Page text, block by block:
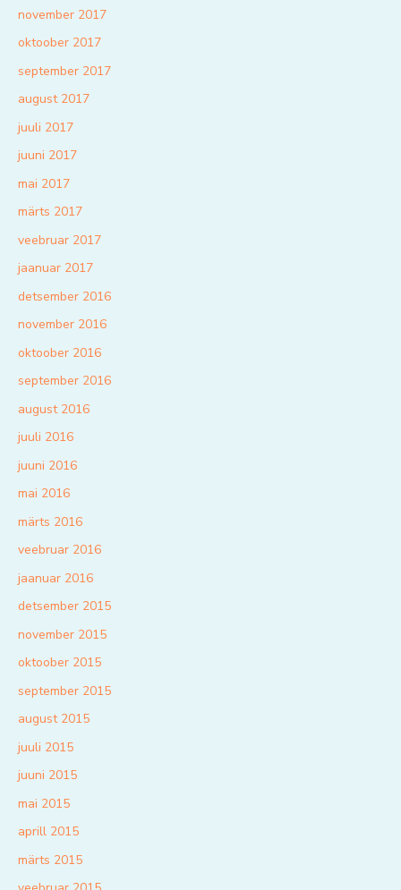
november 2017
oktoober 2017
september 2017
august 2017
juuli 2017
juuni 2017
mai 2017
märts 2017
veebruar 2017
jaanuar 2017
detsember 2016
november 2016
oktoober 2016
september 2016
august 2016
juuli 2016
juuni 2016
mai 2016
märts 2016
veebruar 2016
jaanuar 2016
detsember 2015
november 2015
oktoober 2015
september 2015
august 2015
juuli 2015
juuni 2015
mai 2015
aprill 2015
märts 2015